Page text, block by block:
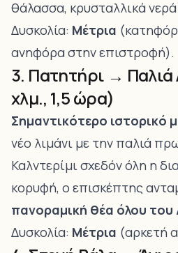
θάλασσα, κρυσταλλικά
Δυσκολία: Μέτρια
ανηφόρα στην επιστροφή).
3. Πατητήρι → Παλιά
χλμ., 1,5 ώρα)
Σημαντικότερο ιστορικό
νέο λιμάνι με την παλιά
Καλντερίμι σχεδόν όλη η
κορυφή, ο επισκέπτης
πανοραμική θέα όλου του
Δυσκολία: Μέτρια (αρκετή